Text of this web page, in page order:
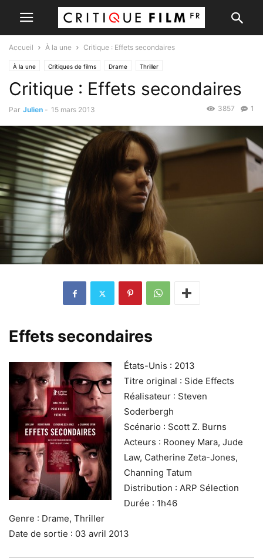
Accueil À la une Critique : Effets secondaires
À la une Critiques de films Drame Thriller
Critique : Effets secondaires
Par Julien - 15 mars 2013 1
3857
Effets secondaires
États-Unis : 2013
Titre original : Side Effects
Réalisateur : Steven
Soderbergh
Scénario : Scott Z. Burns
Acteurs : Rooney Mara, Jude
Law, Catherine Zeta-Jones,
Channing Tatum
Distribution : ARP Sélection
Durée : 1h46
Genre : Drame, Thriller
Date de sortie : 03 avril 2013